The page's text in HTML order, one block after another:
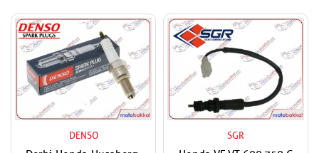
DENSO SGR